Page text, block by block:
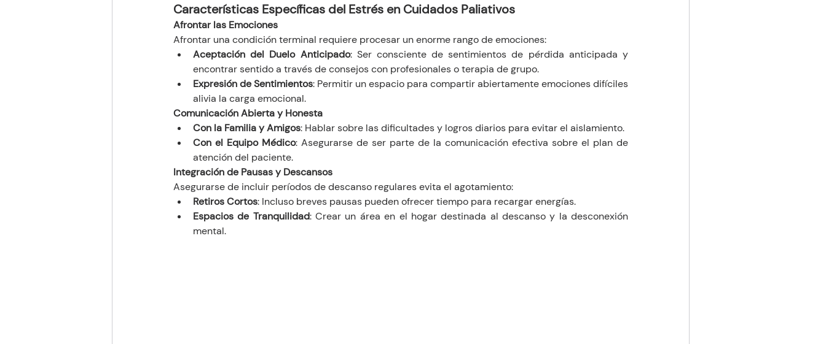
Características Específicas del Estrés en Cuidados Paliativos
Afrontar las Emociones
Afrontar una condición terminal requiere procesar un enorme rango de emociones:
Aceptación del Duelo Anticipado: Ser consciente de sentimientos de pérdida anticipada y
encontrar sentido a través de consejos con profesionales o terapia de grupo.
Expresión de Sentimientos: Permitir un espacio para compartir abiertamente emociones difíciles
alivia la carga emocional.
Comunicación Abierta y Honesta
Con la Familia y Amigos: Hablar sobre las dificultades y logros diarios para evitar el aislamiento.
Con el Equipo Médico: Asegurarse de ser parte de la comunicación efectiva sobre el plan de
atención del paciente.
Integración de Pausas y Descansos
Asegurarse de incluir períodos de descanso regulares evita el agotamiento:
Retiros Cortos: Incluso breves pausas pueden ofrecer tiempo para recargar energías.
Espacios de Tranquilidad: Crear un área en el hogar destinada al descanso y la desconexión
mental.